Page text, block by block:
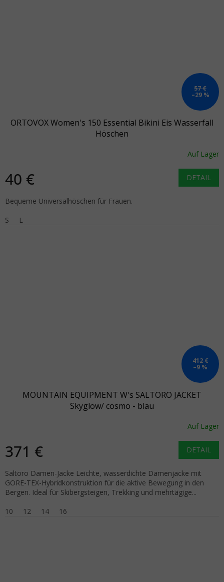
57 €
–29 %
ORTOVOX Women's 150 Essential Bikini Eis Wasserfall
Höschen
Auf Lager
40 € DETAIL
Bequeme Universalhöschen für Frauen.
S
L
412 €
–9 %
MOUNTAIN EQUIPMENT W's SALTORO JACKET
Skyglow/ cosmo - blau
Auf Lager
371 € DETAIL
Saltoro Damen-Jacke Leichte, wasserdichte Damenjacke mit
GORE-TEX-Hybridkonstruktion für die aktive Bewegung in den
Bergen. Ideal für Skibergsteigen, Trekking und mehrtägige...
10
12 14 16